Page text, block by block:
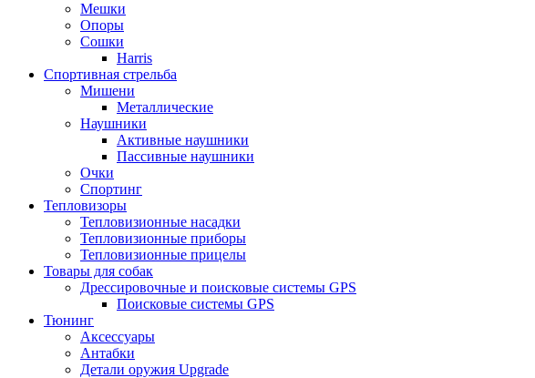
Мешки
Опоры
Сошки
Harris
Спортивная стрельба
Мишени
Металлические
Наушники
Активные наушники
Пассивные наушники
Очки
Спортинг
Тепловизоры
Тепловизионные насадки
Тепловизионные приборы
Тепловизионные прицелы
Товары для собак
Дрессировочные и поисковые системы GPS
Поисковые системы GPS
Тюнинг
Аксессуары
Антабки
Детали оружия Upgrade